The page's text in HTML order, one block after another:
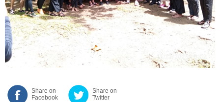
Share on
Facebook
Share on
Twitter